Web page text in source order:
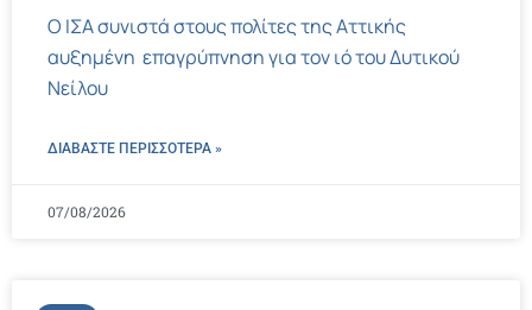
Ο ΙΣΑ συνιστά στους πολίτες της Αττικής
αυξημένη επαγρύπνηση για τον ιό του Δυτικού
Νείλου
ΔΙΑΒΑΣΤΕ ΠΕΡΙΣΣΌΤΕΡΑ »
07/08/2026